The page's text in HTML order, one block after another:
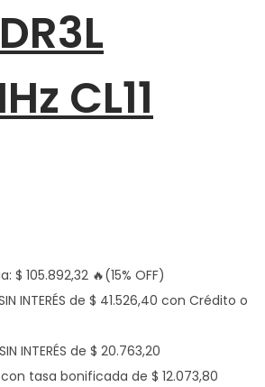
CL11
$ 105.892,32 🔥(15% OFF)
INTERÉS de $ 41.526,40 con Crédito o
INTERÉS de $ 20.763,20
tasa bonificada de $ 12.073,80